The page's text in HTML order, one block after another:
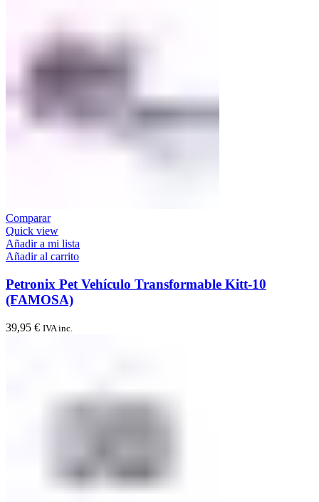
Comparar
Quick view
Añadir a mi lista
Añadir al carrito
Petronix Pet Vehículo Transformable Kitt-10
(FAMOSA)
39,95 € IVA inc.